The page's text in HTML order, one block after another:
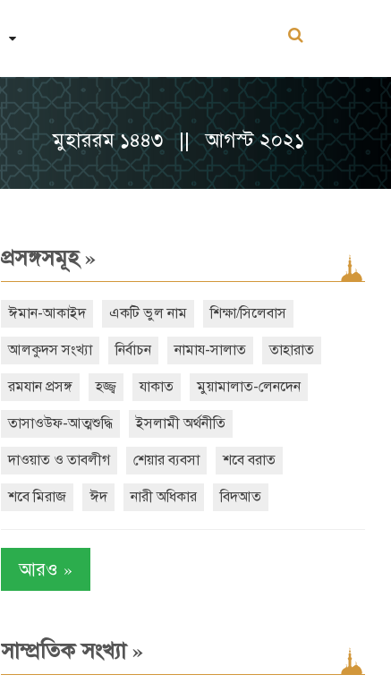
মুহাররম ১৪৪৩ || আগস্ট ২০২১
প্রসঙ্গসমূহ»
ঈমান-আকাইদ একটি ভুল নাম শিক্ষা/সিলেবাস
আলকুদস সংখ্যা নির্বাচন নামায-সালাত তাহারাত
রমযান প্রসঙ্গ হজ্জ্ব যাকাত মুয়ামালাত-লেনদেন
তাসাওউফ-আত্মশুদ্ধি ইসলামী অর্থনীতি
দাওয়াত ও তাবলীগ শেয়ার ব্যবসা শবে বরাত
শবে মিরাজ ঈদ নারী অধিকার বিদআত
আরও »
সাম্প্রতিক সংখ্যা»